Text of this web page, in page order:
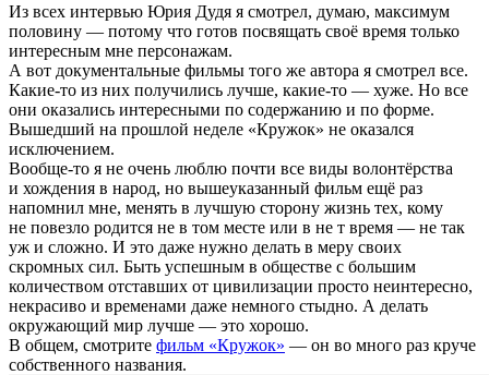
Из всех интервью Юрия Дудя я смотрел, думаю, максимум
половину — потому что готов посвящать своё время только
интересным мне персонажам.
А вот документальные фильмы того же автора я смотрел все.
Какие-то из них получились лучше, какие-то — хуже. Но все
они оказались интересными по содержанию и по форме.
Вышедший на прошлой неделе «Кружок» не оказался
исключением.
Вообще-то я не очень люблю почти все виды волонтёрства
и хождения в народ, но вышеуказанный фильм ещё раз
напомнил мне, менять в лучшую сторону жизнь тех, кому
не повезло родится не в том месте или в не т время — не так
уж и сложно. И это даже нужно делать в меру своих
скромных сил. Быть успешным в обществе с большим
количеством отставших от цивилизации просто неинтересно,
некрасиво и временами даже немного стыдно. А делать
окружающий мир лучше — это хорошо.
В общем, смотрите фильм «Кружок» — он во много раз круче
собственного названия.